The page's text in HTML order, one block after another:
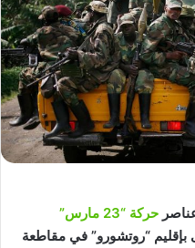
حركة “23 مارس”
“روتشورو” في مقاطعة